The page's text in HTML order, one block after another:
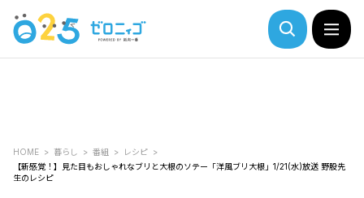
HOME 暮らし 番組
レシピ
【新感覚！】見た目もおしゃれなブリと大根のソテー「洋風ブリ大根」1/21(水)放送 野股先
生のレシピ